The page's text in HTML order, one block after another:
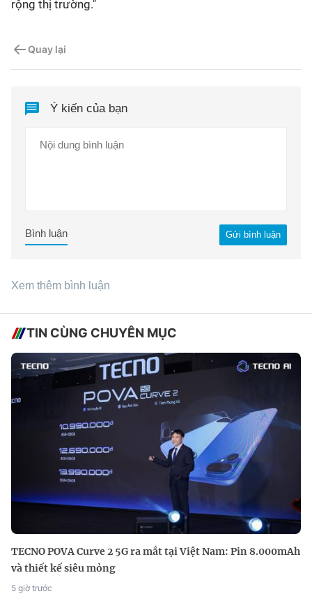
rộng thị trường."
Quay lại
Ý kiến của bạn
Gửi bình luận
Bình luận
Xem thêm bình luận
TIN CÙNG CHUYÊN MỤC
TECNO POVA Curve 2 5G ra mắt tại Việt Nam: Pin 8.000mAh
và thiết kế siêu mỏng
5 giờ trước